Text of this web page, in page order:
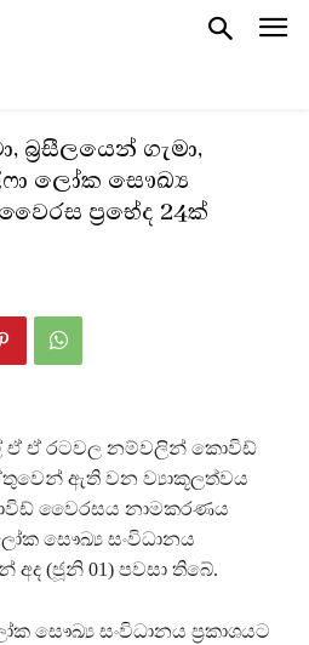
බ්‍රසීලයෙන් ගැමා,
ලෝක සෞඛ්‍ය
ප්‍රභේද 24ක්
ඒ රටවල නම්වලින් කොවිඩ්
ඇති වන ව්‍යාකූලත්වය
වෛරසය නාමකරණය
සෞඛ්‍ය සංවිධානය
(ජූනි 01) පවසා තිබේ.
සෞඛ්‍ය සංවිධානය ප්‍රකාශයට